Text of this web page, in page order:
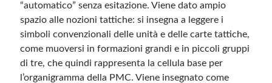
“automatico” senza esitazione. Viene dato ampio
spazio alle nozioni tattiche: si insegna a leggere i
simboli convenzionali delle unità e delle carte tattiche,
come muoversi in formazioni grandi e in piccoli gruppi
di tre, che quindi rappresenta la cellula base per
l’organigramma della PMC. Viene insegnato come